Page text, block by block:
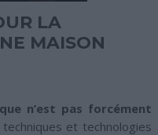
LA
MAISON
n’est pas forcément
et technologies